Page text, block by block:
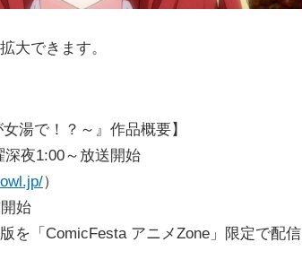
大できます。
湯で！？～』作品概要】
夜1:00～放送開始
）
始
「ComicFesta アニメZone」限定で配信